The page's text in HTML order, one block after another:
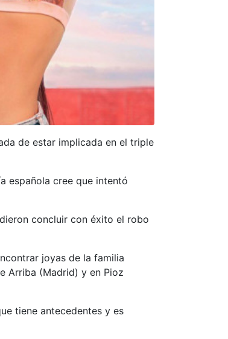
de estar implicada en el triple
española cree que intentó
concluir con éxito el robo
joyas de la familia
Arriba (Madrid) y en Pioz
tiene antecedentes y es